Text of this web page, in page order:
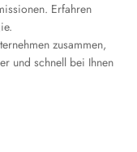
Erfahren
zusammen,
und schnell bei Ihnen